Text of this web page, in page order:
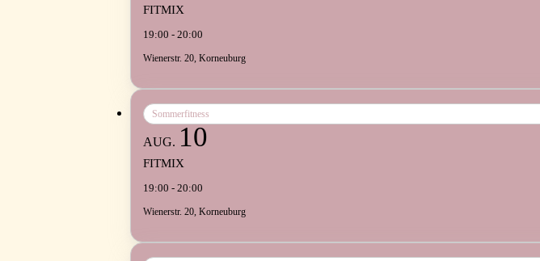
FITMIX
19:00 - 20:00
Wienerstr. 20, Korneuburg
Sommerfitness
AUG. 10
FITMIX
19:00 - 20:00
Wienerstr. 20, Korneuburg